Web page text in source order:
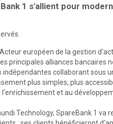
1 s'allient pour
européen de la gestion
principales alliances bancaires
indépendantes collaborant sous
plus simples, plus
l'enrichissement et au
Technology, SpareBank 1 va